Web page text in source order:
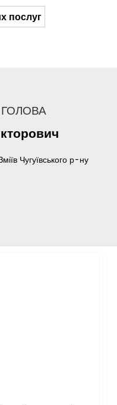
послуг
Чугуївського р-ну